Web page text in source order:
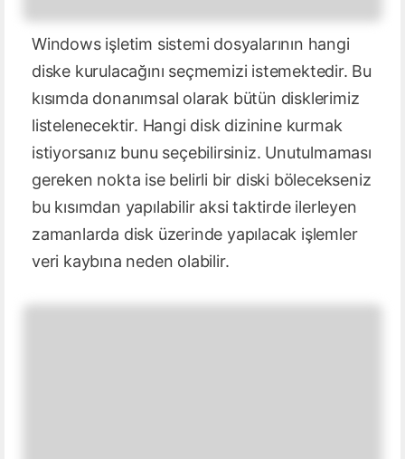
Windows işletim sistemi dosyalarının hangi
diske kurulacağını seçmemizi istemektedir. Bu
kısımda donanımsal olarak bütün disklerimiz
listelenecektir. Hangi disk dizinine kurmak
istiyorsanız bunu seçebilirsiniz. Unutulmaması
gereken nokta ise belirli bir diski bölecekseniz
bu kısımdan yapılabilir aksi taktirde ilerleyen
zamanlarda disk üzerinde yapılacak işlemler
veri kaybına neden olabilir.